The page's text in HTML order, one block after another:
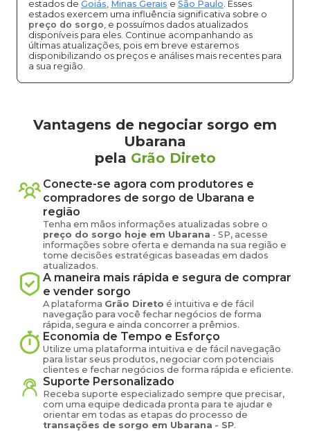
estados de Goiás, Minas Gerais e São Paulo. Esses
estados exercem uma influência significativa sobre o
preço do sorgo, e possuímos dados atualizados
disponíveis para eles. Continue acompanhando as
últimas atualizações, pois em breve estaremos
disponibilizando os preços e análises mais recentes para
a sua região.
Vantagens de negociar sorgo em
Ubarana
pela Grão Direto
Conecte-se agora com produtores e
compradores de sorgo de Ubarana e
região
Tenha em mãos informações atualizadas sobre o
preço do sorgo hoje em Ubarana - SP, acesse
informações sobre oferta e demanda na sua região e
tome decisões estratégicas baseadas em dados
atualizados.
A maneira mais rápida e segura de comprar
e vender sorgo
A plataforma Grão Direto é intuitiva e de fácil
navegação para você fechar negócios de forma
rápida, segura e ainda concorrer a prêmios.
Economia de Tempo e Esforço
Utilize uma plataforma intuitiva e de fácil navegação
para listar seus produtos, negociar com potenciais
clientes e fechar negócios de forma rápida e eficiente.
Suporte Personalizado
Receba suporte especializado sempre que precisar,
com uma equipe dedicada pronta para te ajudar e
orientar em todas as etapas do processo de
transações de sorgo em Ubarana - SP.